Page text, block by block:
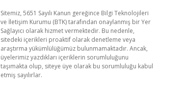
Sitemiz, 5651 Sayılı Kanun gereğince Bilgi Teknolojileri
ve İletişim Kurumu (BTK) tarafından onaylanmış bir Yer
Sağlayıcı olarak hizmet vermektedir. Bu nedenle,
sitedeki içerikleri proaktif olarak denetleme veya
araştırma yükümlülüğümüz bulunmamaktadır. Ancak,
üyelerimiz yazdıkları içeriklerin sorumluluğunu
taşımakta olup, siteye üye olarak bu sorumluluğu kabul
etmiş sayılırlar.